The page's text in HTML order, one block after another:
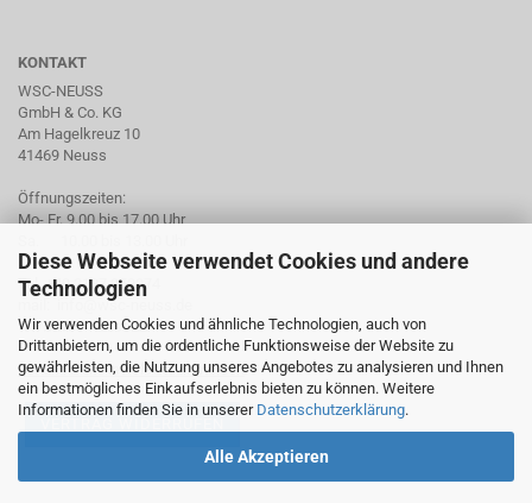
Diese Webseite verwendet Cookies und andere
Technologien
Wir verwenden Cookies und ähnliche Technologien, auch von
Drittanbietern, um die ordentliche Funktionsweise der Website zu
gewährleisten, die Nutzung unseres Angebotes zu analysieren und Ihnen
ein bestmögliches Einkaufserlebnis bieten zu können. Weitere
Informationen finden Sie in unserer Datenschutzerklärung.
Alle Akzeptieren
KONTAKT
WSC-NEUSS
GmbH & Co. KG
Am Hagelkreuz 10
41469 Neuss
Öffnungszeiten:
Mo- Fr. 9.00 bis 17.00 Uhr
Tel. +49 2137 959974
mail: info@wsc-neuss.de
www.wsc-neuss.de
Für unseren Newsletter anmelden